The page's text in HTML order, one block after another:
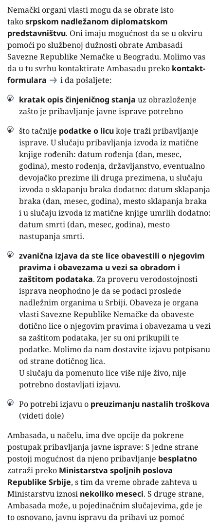
Nemački organi vlasti mogu da se obrate isto
takosrpskom nadležanom diplomatskom
predstavništvu. Oni imaju mogućnost da se u okviru
pomoći po službenoj dužnosti obrate Ambasadi
Savezne Republike Nemačke u Beogradu. Molimo vas
da u tu svrhu kontaktirate Ambasadu preko kontakt-
formulara
i da pošaljete:
kratak opis činjeničnog stanja uz obrazloženje
zašto je pribavljanje javne isprave potrebno
što tačnije podatke o licukoje traži pribavljanje
isprave. U slučaju pribavljanja izvoda iz matične
knjige rođenih: datum rođenja (dan, mesec,
godina), mesto rođenja, državljanstvo, eventualno
devojačko prezime ili druga prezimena, u slučaju
izvoda o sklapanju braka dodatno: datum sklapanja
braka (dan, mesec, godina), mesto sklapanja braka
i u slučaju izvoda iz matične knjige umrlih dodatno:
datum smrti (dan, mesec, godina), mesto
nastupanja smrti.
zvanična izjava da ste lice obavestili o njegovim
pravima i obavezama u vezi sa obradom i
zaštitom podataka. Za proveru verodostojnosti
isprava neophodno je da se podaci proslede
nadležnim organima u Srbiji. Obaveza je organa
vlasti Savezne Republike Nemačke da obaveste
dotično lice o njegovim pravima i obavezama u vezi
sa zaštitom podataka, jer su oni prikupili te
podatke. Molimo da nam dostavite izjavu potpisanu
od strane dotičnog lica.
U slučaju da pomenuto lice više nije živo, nije
potrebno dostavljati izjavu.
Po potrebi izjavu o preuzimanju nastalih troškova
(videti dole)
Ambasada, u načelu, ima dve opcije da pokrene
postupak pribavljanja javne isprave: S jedne strane
postoji mogućnost da njeno pribavljanje besplatno
zatraži preko Ministarstva spoljnih poslova
Republike Srbije, s tim da vreme obrade zahteva u
Ministarstvu iznosi nekoliko meseci. S druge strane,
Ambasada može, u pojedinačnim slučajevima, gde je
to osnovano, javnu ispravu da pribavi uz pomoć